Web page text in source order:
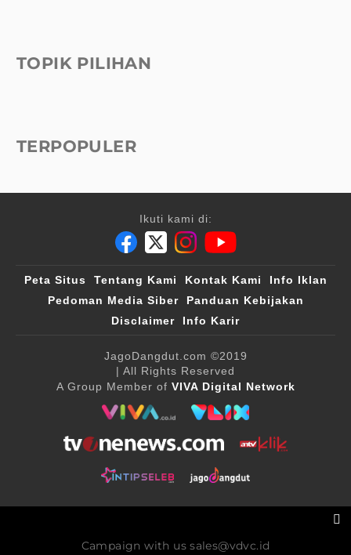
TOPIK PILIHAN
TERPOPULER
Ikuti kami di:
Peta Situs Tentang Kami Kontak Kami
Info Iklan
Pedoman Media Siber
Panduan Kebijakan
Disclaimer
Info Karir
JagoDangdut.com ©2019
| All Rights Reserved
A Group Member of VIVA Digital Network
